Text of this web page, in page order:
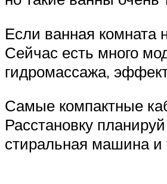
Если ванная комната
Сейчас есть много
гидромассажа,
Самые компактные
Расстановку
стиральная машина и